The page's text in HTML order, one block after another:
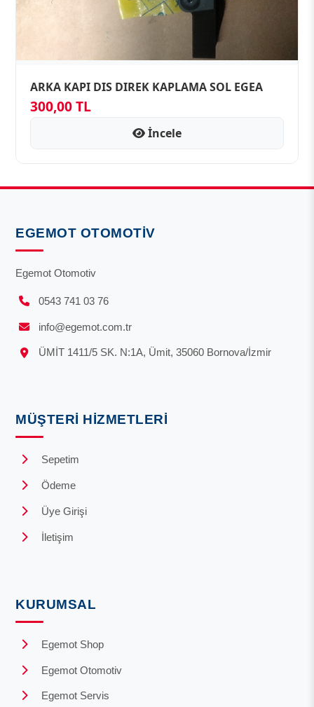
ARKA KAPI DIS DIREK KAPLAMA SOL EGEA
300,00 TL
İncele
EGEMOT OTOMOTIV
Egemot Otomotiv
0543 741 03 76
info@egemot.com.tr
ÜMİT 1411/5 SK. N:1A, Ümit, 35060 Bornova/İzmir
MÜŞTERI HIZMETLERI
Sepetim
Ödeme
Üye Girişi
İletişim
KURUMSAL
Egemot Shop
Egemot Otomotiv
Egemot Servis